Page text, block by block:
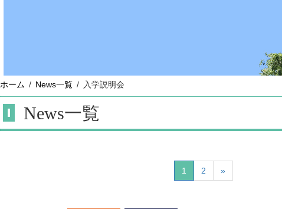
ホーム News一覧 入学説明会
News一覧
1 2 »